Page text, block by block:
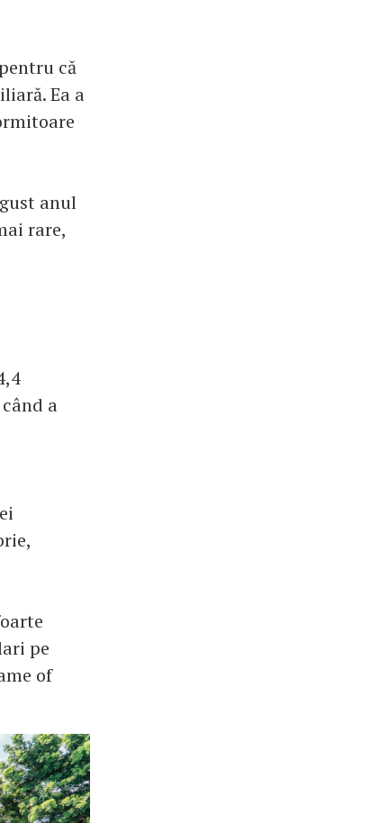
că
Ea a
anul
rare,
a
pe
of